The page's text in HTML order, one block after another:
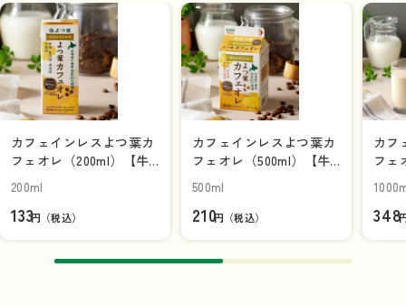
カフェインレスよつ葉カ
フェオレ（200ml）【牛
乳パック】
200ml
133円（税込）
カフェインレスよつ葉カ
フェオレ（500ml）【牛
乳パック】
500ml
210円（税込）
カフ
フェ
乳パ
348